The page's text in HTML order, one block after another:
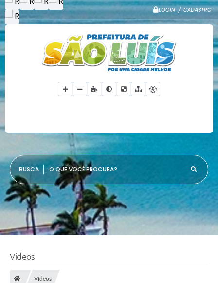
LOGIN / CADASTRO
O QUE VOCÊ PROCURA?
Vídeos
Vídeos